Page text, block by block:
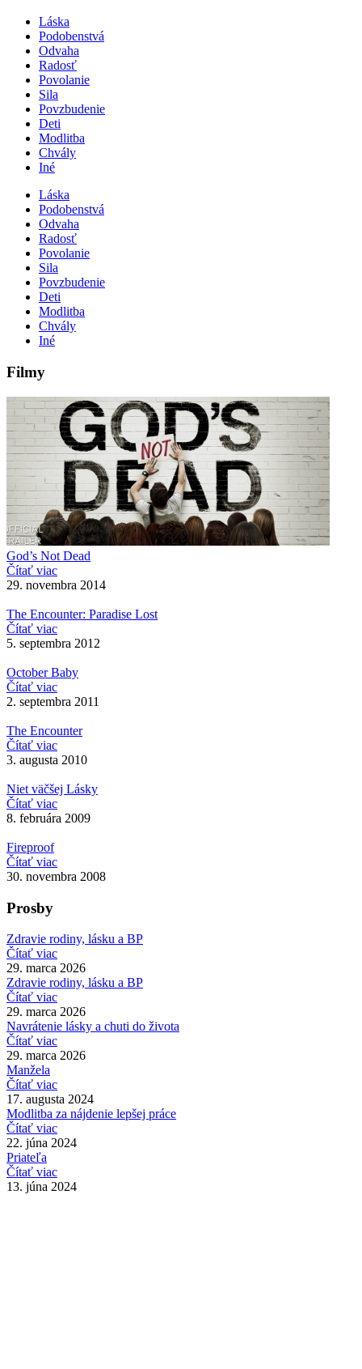
Láska
Podobenstvá
Odvaha
Radosť
Povolanie
Sila
Povzbudenie
Deti
Modlitba
Chvály
Iné
Láska
Podobenstvá
Odvaha
Radosť
Povolanie
Sila
Povzbudenie
Deti
Modlitba
Chvály
Iné
Filmy
God’s Not Dead
Čítať viac
29. novembra 2014
The Encounter: Paradise Lost
Čítať viac
5. septembra 2012
October Baby
Čítať viac
2. septembra 2011
The Encounter
Čítať viac
3. augusta 2010
Niet väčšej Lásky
Čítať viac
8. februára 2009
Fireproof
Čítať viac
30. novembra 2008
Prosby
Zdravie rodiny, lásku a BP
Čítať viac
29. marca 2026
Zdravie rodiny, lásku a BP
Čítať viac
29. marca 2026
Navrátenie lásky a chuti do života
Čítať viac
29. marca 2026
Manžela
Čítať viac
17. augusta 2024
Modlitba za nájdenie lepšej práce
Čítať viac
22. júna 2024
Priateľa
Čítať viac
13. júna 2024